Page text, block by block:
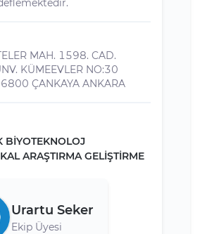
MAH. 1598. CAD.
KÜMEEVLER NO:30
ÇANKAYA ANKARA
BİYOTEKNOLOJ
ARAŞTIRMA GELİŞTİRME
Urartu Seker
Ekip Üyesi